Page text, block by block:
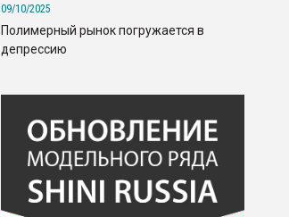
09/10/2025
Полимерный рынок погружается в
депрессию